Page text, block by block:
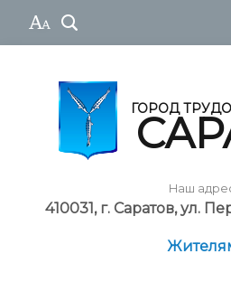
ГОРОД
Наш
410031, г. Саратов, ул.